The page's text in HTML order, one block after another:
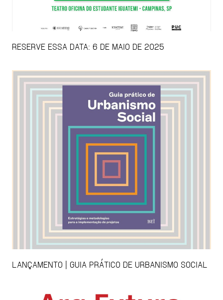
RESERVE ESSA DATA: 6 DE MAIO DE 2025
LANÇAMENTO | GUIA PRÁTICO DE URBANISMO SOCIAL